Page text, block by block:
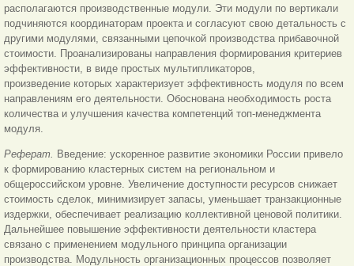
располагаются производственные модули. Эти модули по вертикали
подчиняются координаторам проекта и согласуют свою детальность с
другими модулями, связанными цепочкой производства прибавочной
стоимости. Проанализированы направления формирования критериев
эффективности, в виде простых мультипликаторов,
произведение которых характеризует эффективность модуля по всем
направлениям его деятельности. Обоснована необходимость роста
количества и улучшения качества компетенций топ-менеджмента
модуля.
Реферат. Введение: ускоренное развитие экономики России привело
к формированию кластерных систем на региональном и
общероссийском уровне. Увеличение доступности ресурсов снижает
стоимость сделок, минимизирует запасы, уменьшает транзакционные
издержки, обеспечивает реализацию коллективной ценовой политики.
Дальнейшее повышение эффективности деятельности кластера
связано с применением модульного принципа организации
производства. Модульность организационных процессов позволяет